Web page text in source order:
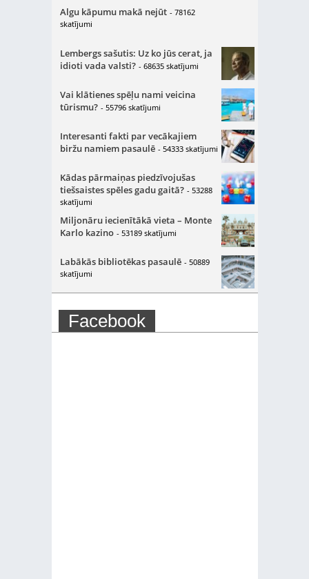
Algu kāpumu makā nejūt - 78162
skatījumi
Lembergs sašutis: Uz ko jūs cerat, ja
idioti vada valsti? - 68635 skatījumi
Vai klātienes spēļu nami veicina
tūrismu? - 55796 skatījumi
Interesanti fakti par vecākajiem
biržu namiem pasaulē - 54333 skatījumi
Kādas pārmaiņas piedzīvojušas
tiešsaistes spēles gadu gaitā? - 53288
skatījumi
Miljonāru iecienītākā vieta – Monte
Karlo kazino - 53189 skatījumi
Labākās bibliotēkas pasaulē - 50889
skatījumi
Facebook